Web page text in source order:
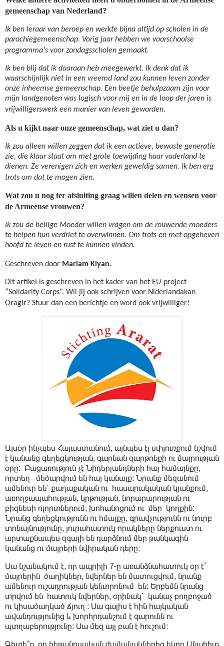
gemeenschap van Nederland?
Ik ben leraar van beroep en werkte bijna altijd op scholen in de
parochiegemeenschap. Vorig jaar hebben we voorschoolse
programma's voor zondagsscholen gemaakt.
Ik ben blij dat ik daaraan heb meegewerkt. Ik denk dat ik
waarschijnlijk niet in een vreemd land zou kunnen leven zonder
onze inheemse gemeenschap. Een beetje behulpzaam zijn voor
mijn landgenoten was logisch voor mij en in de loop der jaren is
vrijwilligerswerk een manier van leven geworden.
Als u kijkt naar onze gemeenschap, wat ziet u dan?
Ik zou alleen willen zeggen dat ik een actieve, bewuste generatie
zie, die klaar staat om met grote toewijding haar vaderland te
dienen. Ze verenigen zich en werken geweldig samen. Ik ben erg
trots om dat te mogen zien.
Wat zou u nog ter afsluiting graag willen delen en wensen voor
de Armeense vrouwen?
Ik zou de heilige Moeder willen vragen om de rouwende moeders
te helpen hun verdriet te overwinnen. Om trots en met opgeheven
hoofd te leven en rust te kunnen vinden.
Geschreven door Mariam Klyan.
Dit artikel is geschreven in het kader van het EU-project
“Solidarity Corps”. Wil jij ook schrijven voor Niderlandakan
Oragir? Stuur dan een berichtje en word ook vrijwilliger!
Այսօր ինչպես Հայաստանում, այնպես էլ սփյուռքում նշվում
է կանանց գեղեցկության, գարնան զարթոնքի ու մայրության
օրը: Բացառություն չէ Նիդերլանդների հայ համայնքը,
որտեղ մեծարվում են հայ կանայք: Նրանք մեզանում
ամենուր են՝ քաղաքական ու հասարակական կյանքում,
առողջապահության, կրթության, նորարարության ու
բիզնեսի ոլորտներում, խոհանոցում ու մեր կողքին:
Նրանց գեղեցկությունն ու հմայքը, գրավչությունն ու նուրբ
տոնայնությունը, յուրահատուկ որակները ներքուստ ու
արտաքնապես զգալի են դարձնում մեր թանկագին
կանանց ու մայրերի նվիրական դերը։
Սա նշանակում է, որ ապրիլի 7-ը առանձնահատուկ օր է`
մայրերին ծաղիկներ, նվերներ են մատուցվում, նրանք
ամենուր ուշադրության կենտրոնում են: Երբեմն նրանց
տրվում են հատուկ նվերներ, օրինակ՝ կանաչ բողբոջած
ու կիսածաղկած ճյուղ : Սա գալիս է հին հայկական
ավանդությունից և խորհրդանշում է գարունն ու
պտղաբերությունը: Սա մեզ այլ բան է հուշում: